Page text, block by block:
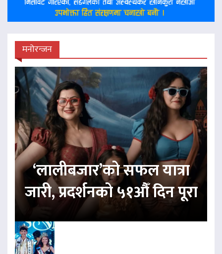
मनोरन्जन
‘लालीबजार’को सफल यात्रा
जारी, प्रदर्शनको ५१औँ दिन पूरा